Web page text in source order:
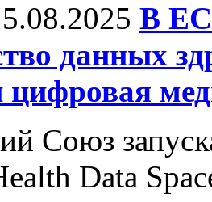
В ЕС
данных
цифровая
Союз
Data